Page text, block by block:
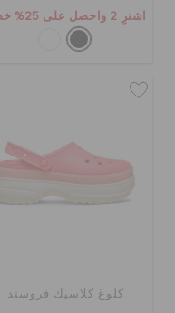
اشترِ 2 واحصل على 25% خصم
كلوغ كلاسيك فروستد